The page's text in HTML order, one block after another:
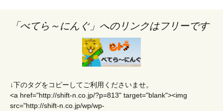
「べてら～にんぐ」へのリンクはフリーです
↓下のタグをコピーしてご利用くださいませ。
<a href="http://shift-n.co.jp/?p=813" target="blank"><img
src="http://shift-n.co.jp/wp/wp-